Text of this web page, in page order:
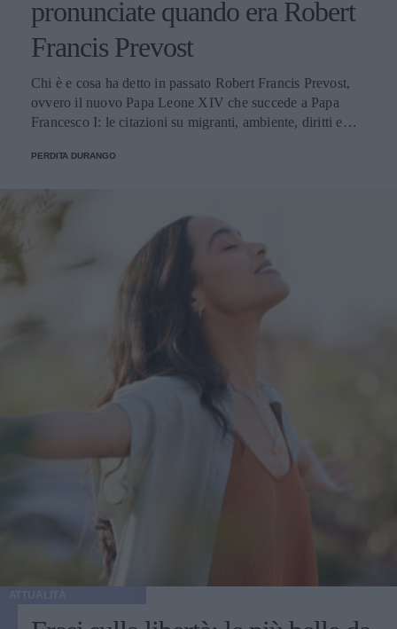
pronunciate quando era Robert
Francis Prevost
Chi è e cosa ha detto in passato Robert Francis Prevost,
ovvero il nuovo Papa Leone XIV che succede a Papa
Francesco I: le citazioni su migranti, ambiente, diritti e
PERDITA DURANGO